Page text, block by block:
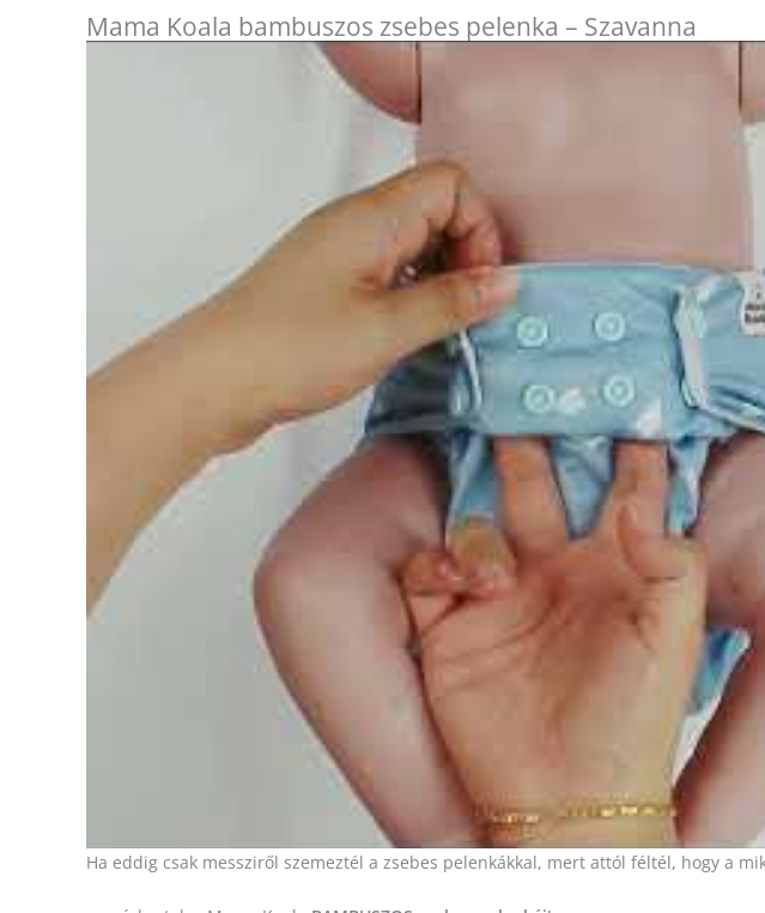
Mama Koala bambuszos zsebes pelenka – Szavanna
Ha eddig csak messziről szemeztél a zsebes pelenkákkal, mert attól féltél, hogy a